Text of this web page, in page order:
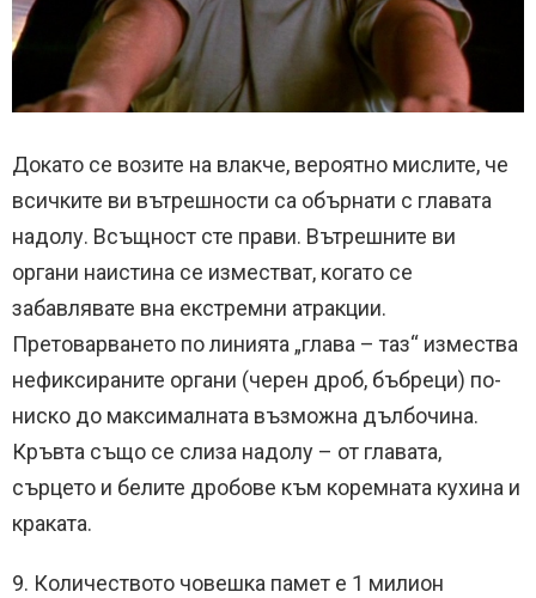
Докато се возите на влакче, вероятно мислите, че
всичките ви вътрешности са обърнати с главата
надолу. Всъщност сте прави. Вътрешните ви
органи наистина се изместват, когато се
забавлявате вна екстремни атракции.
Претоварването по линията „глава – таз“ измества
нефиксираните органи (черен дроб, бъбреци) по-
ниско до максималната възможна дълбочина.
Кръвта също се слиза надолу – от главата,
сърцето и белите дробове към коремната кухина и
краката.
9. Количеството човешка памет е 1 милион